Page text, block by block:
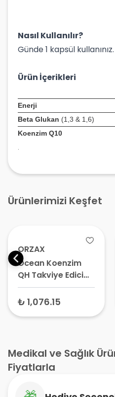
Nasıl Kullanılır?
Günde 1 kapsül kullanınız.
Ürün İçerikleri
Enerji
Beta Glukan (1,3 & 1,6)
Koenzim Q10
.
Ürünlerimizi Keşfet
ORZAX
Ocean Koenzim
QH Takviye Edici
Gıda 30 Kapsül
₺ 1,076.15
Medikal ve Sağlık
Fiyatlarla